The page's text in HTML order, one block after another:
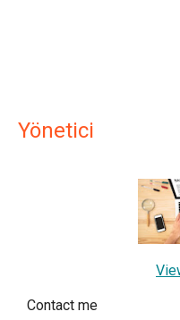
Yönetici
Contact me